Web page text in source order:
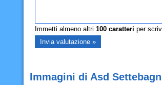
Immetti almeno altri 100caratteri per
Immagini di Asd